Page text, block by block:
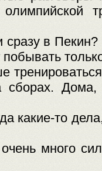
сразу в
Дома,
какие-то
много